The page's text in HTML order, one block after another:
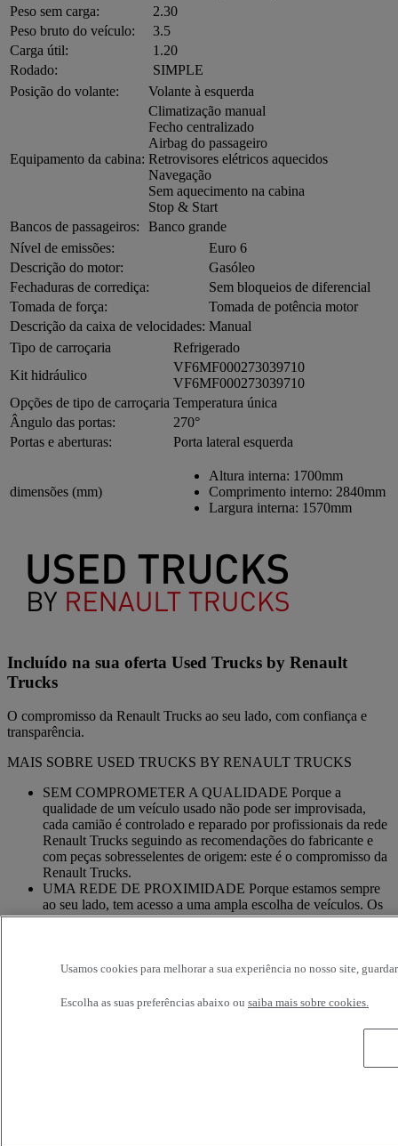
Peso sem carga:
2.30
Peso bruto do veículo:
3.5
Carga útil:
1.20
Rodado:
SIMPLE
Posição do volante:
Volante à esquerda
Equipamento da cabina:
Climatização manual
Fecho centralizado
Airbag do passageiro
Retrovisores elétricos aquecidos
Navegação
Sem aquecimento na cabina
Stop & Start
Bancos de passageiros:
Banco grande
Nível de emissões:
Euro 6
Descrição do motor:
Gasóleo
Fechaduras de corrediça:
Sem bloqueios de diferencial
Tomada de força:
Tomada de potência motor
Descrição da caixa de velocidades: Manual
Tipo de carroçaria
Refrigerado
Kit hidráulico
VF6MF000273039710
VF6MF000273039710
Opções de tipo de carroçaria Temperatura única
Ângulo das portas:
270°
Portas e aberturas:
Porta lateral esquerda
dimensões (mm)
Altura interna: 1700mm
Comprimento interno: 2840mm
Largura interna: 1570mm
Incluído na sua oferta Used Trucks by Renault
Trucks
O compromisso da Renault Trucks ao seu lado, com confiança e
transparência.
MAIS SOBRE USED TRUCKS BY RENAULT TRUCKS
SEM COMPROMETER A QUALIDADE Porque a
qualidade de um veículo usado não pode ser improvisada,
cada camião é controlado e reparado por profissionais da rede
Renault Trucks seguindo as recomendações do fabricante e
com peças sobresselentes de origem: este é o compromisso da
Renault Trucks.
UMA REDE DE PROXIMIDADE Porque estamos sempre
ao seu lado, tem acesso a uma ampla escolha de veículos. Os
seus camiões beneficiam de um acompanhamento
conhecemos a sua atividade, o seu veículo pode beneficiar de
Usamos cookies para melhorar a sua experiência no nosso site,
Escolha as suas preferências abaixo ou saiba mais sobre cookies.